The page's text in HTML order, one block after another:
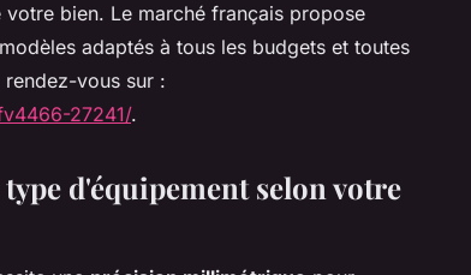
bien. Le marché français propose
adaptés à tous les budgets et toutes
vous sur :
27241/.
d'équipement selon votre